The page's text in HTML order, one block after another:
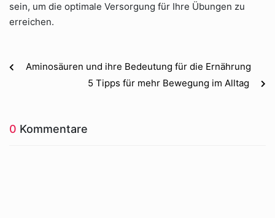
sein, um die optimale Versorgung für Ihre Übungen zu
erreichen.
Aminosäuren und ihre Bedeutung für die Ernährung
5 Tipps für mehr Bewegung im Alltag
0 Kommentare